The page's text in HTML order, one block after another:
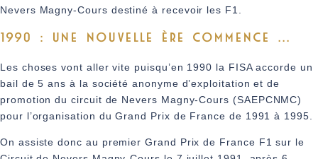
Nevers Magny-Cours destiné à recevoir les F1.
1990 : UNE NOUVELLE ÈRE COMMENCE ...
Les choses vont aller vite puisqu’en 1990 la FISA accorde un
bail de 5 ans à la société anonyme d’exploitation et de
promotion du circuit de Nevers Magny-Cours (SAEPCNMC)
pour l’organisation du Grand Prix de France de 1991 à 1995.
On assiste donc au premier Grand Prix de France F1 sur le